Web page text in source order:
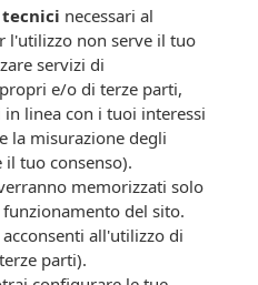
promozioni
necessari al
l'utilizzo non serve il tuo
servizi di
e/o di terze parti,
linea con i tuoi interessi
la misurazione degli
tuo consenso).
memorizzati solo
del sito.
acconsenti all'utilizzo di
parti).